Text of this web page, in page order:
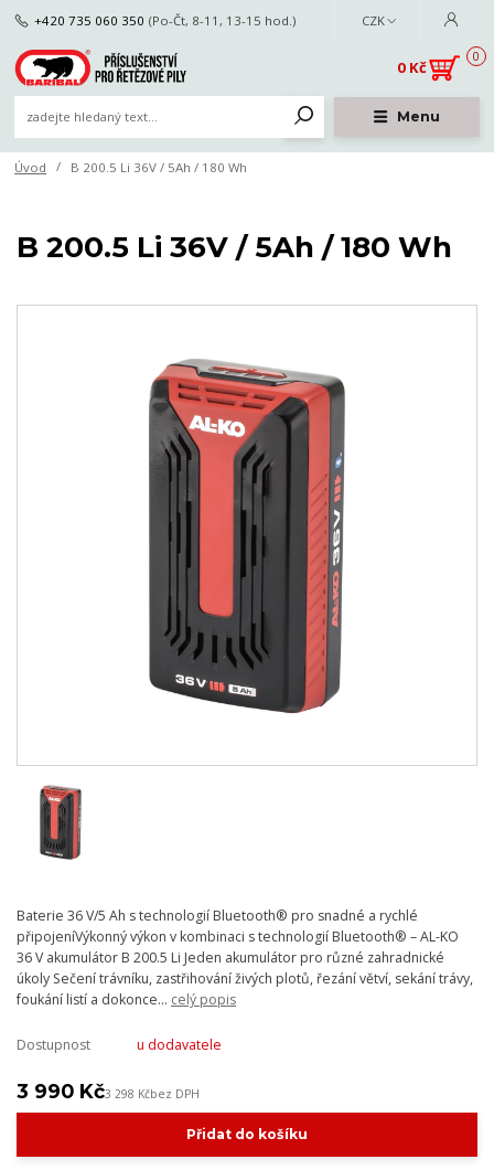
Menu
CZK
+420 735 060 350 (Po-Čt, 8-11, 13-15 hod.)
0
0 Kč
Úvod B 200.5 Li 36V / 5Ah / 180 Wh
B 200.5 Li 36V / 5Ah / 180 Wh
Baterie 36 V/5 Ah s technologií Bluetooth® pro snadné a rychlé
připojeníVýkonný výkon v kombinaci s technologií Bluetooth® – AL-KO
36 V akumulátor B 200.5 Li Jeden akumulátor pro různé zahradnické
úkoly Sečení trávníku, zastřihování živých plotů, řezání větví, sekání trávy,
foukání listí a dokonce... celý popis
Dostupnost u dodavatele
3 990 Kč3 298 Kčbez DPH
Přidat do košíku